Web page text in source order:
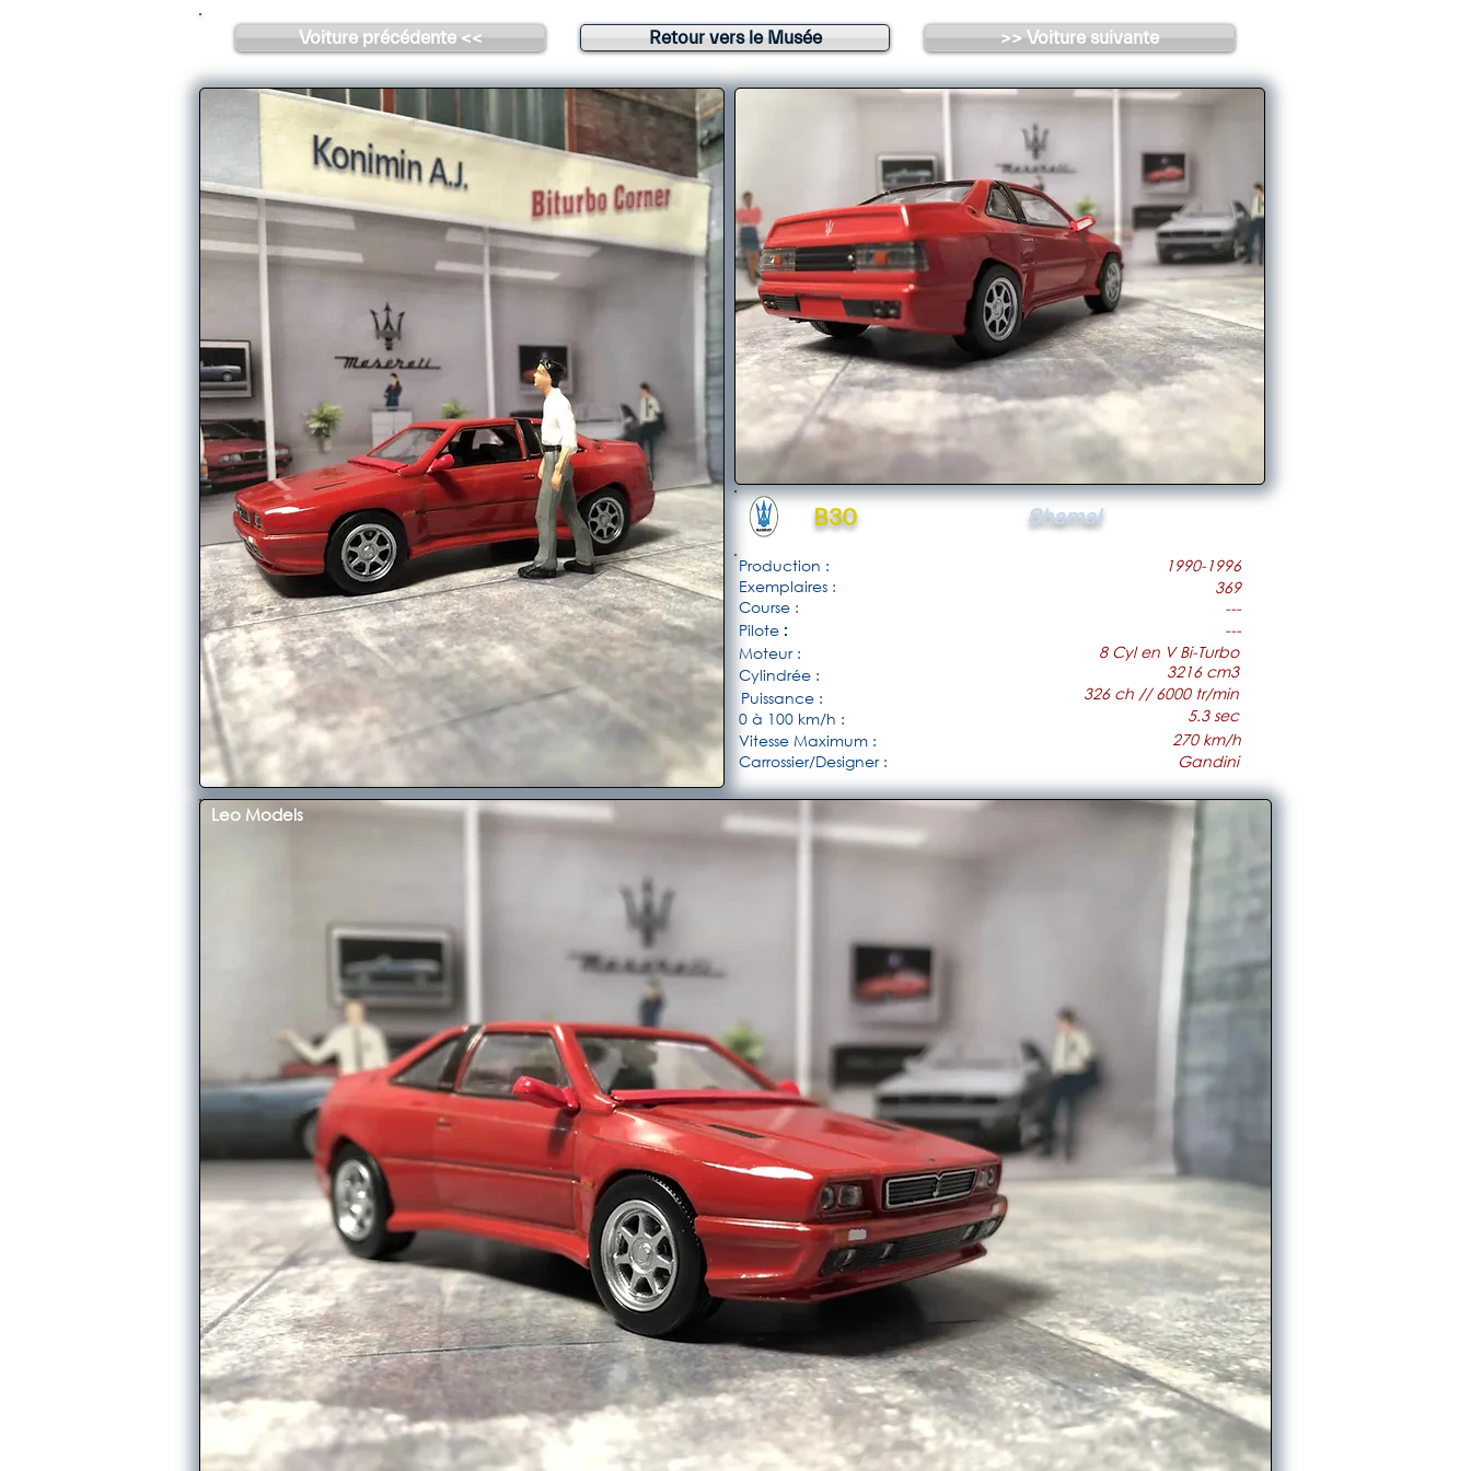
Voiture précédente << Retour vers le Musée >> Voiture suivante
B30 Shamal
Production :
Exemplaires :
Course :
Pilote :
Moteur :
Cylindrée :
Puissance :
0 à 100 km/h :
Vitesse Maximum :
Carrossier/Designer :
1990-1996
369
---
---
8 Cyl en V Bi-Turbo
3216 cm3
326 ch // 6000 tr/min
5.3 sec
270 km/h
Gandini
Leo Models